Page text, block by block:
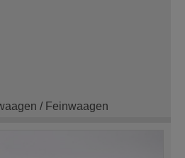
/ Feinwaagen